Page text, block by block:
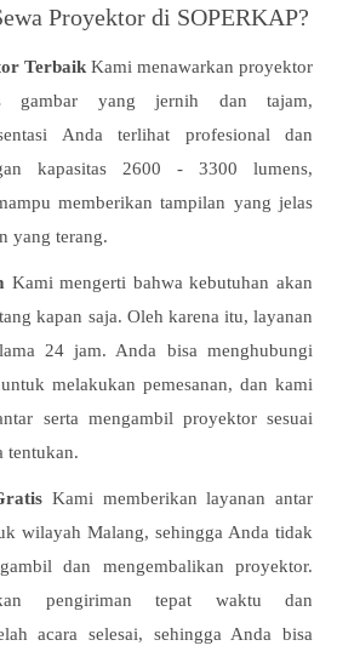
Proyektor di SOPERKAP?
Terbaik Kami menawarkan proyektor
gambar yang jernih dan tajam,
Anda terlihat profesional dan
kapasitas 2600 - 3300 lumens,
memberikan tampilan yang jelas
yang terang.
Kami mengerti bahwa kebutuhan akan
kapan saja. Oleh karena itu, layanan
24 jam. Anda bisa menghubungi
melakukan pemesanan, dan kami
serta mengambil proyektor sesuai
tentukan.
Kami memberikan layanan antar
wilayah Malang, sehingga Anda tidak
dan mengembalikan proyektor.
pengiriman tepat waktu dan
acara selesai, sehingga Anda bisa